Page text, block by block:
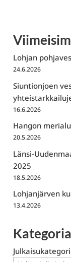
Lohjan
24.6.2026
Siuntionjoen
16.6.2026
Hangon
20.5.2026
Länsi-
2025
18.5.2026
Lohjanjärven
13.4.2026